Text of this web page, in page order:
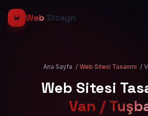
Web Dizayn
Ana Sayfa / Web Sitesi Tasarımı /
Web Sitesi
Van /